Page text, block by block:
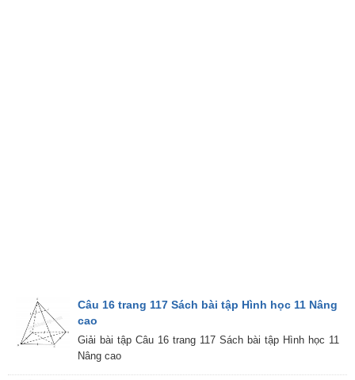
Câu 16 trang 117 Sách bài tập Hình học 11 Nâng
cao
Giải bài tập Câu 16 trang 117 Sách bài tập Hình học 11
Nâng cao